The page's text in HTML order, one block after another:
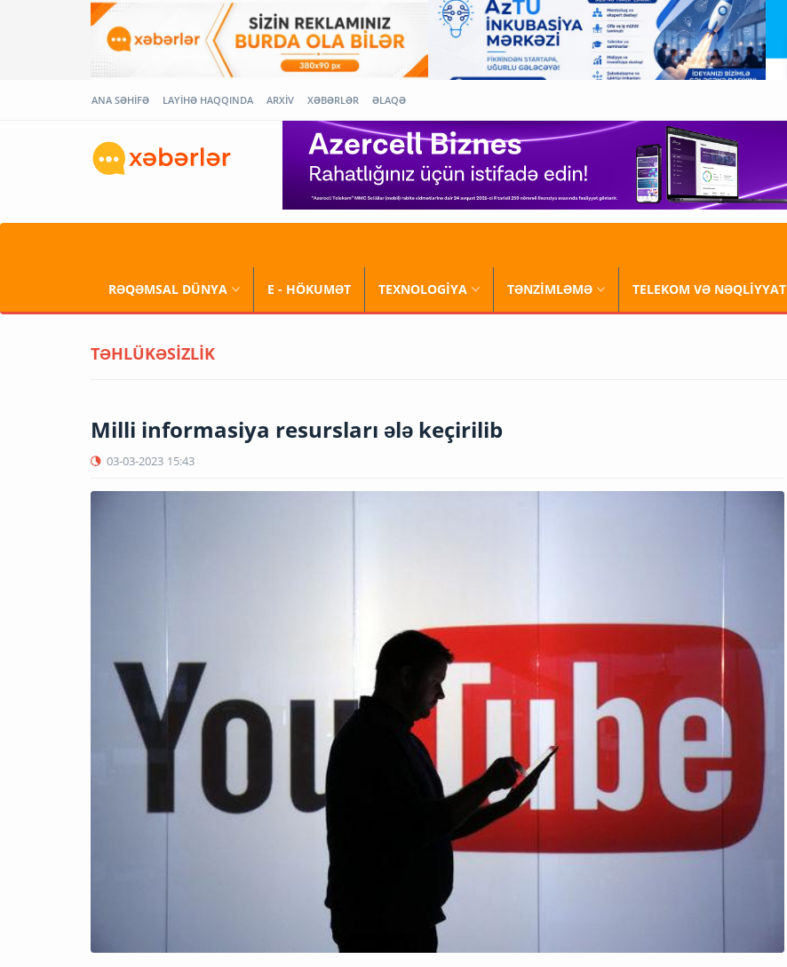
ANA SƏHİFƏ LAYİHƏ HAQQINDA ARXİV XƏBƏRLƏR ƏLAQƏ
RƏQƏMSAL DÜNYA E - HÖKUMƏT TEXNOLOGİYA TƏNZİMLƏMƏ TELEKOM VƏ NƏQLİYYAT
TƏHLÜKƏSİZLİK
Milli informasiya resursları ələ keçirilib
03-03-2023 15:43